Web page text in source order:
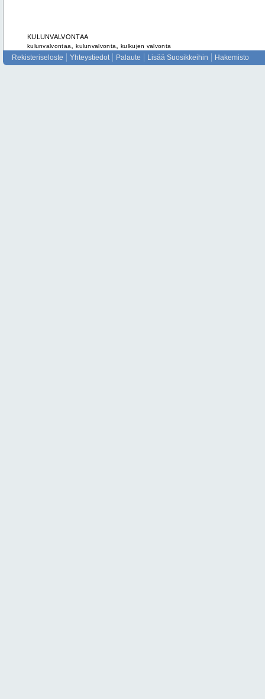
KULUNVALVONTAA
kulunvalvontaa ,kulunvalvonta ,kulkujen valvonta
Rekisteriseloste Yhteystiedot Palaute Lisää Suosikkeihin Hakemisto